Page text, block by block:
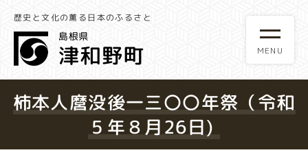
歴史と文化の薫る日本のふるさと
柿本人麿没後一三〇〇年祭（令和
５年８月26日)